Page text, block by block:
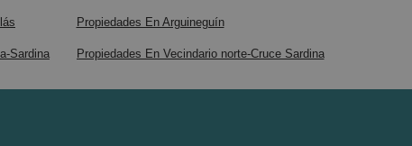
Propiedades En Arguineguín
Sardina Propiedades En Vecindario norte-Cruce Sardina